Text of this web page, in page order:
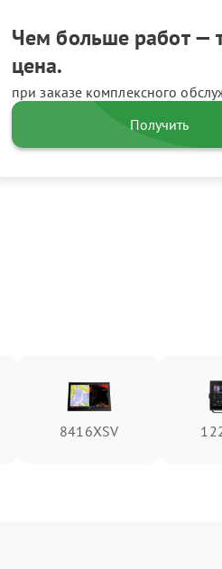
Чем больше работ —
цена.
при заказе комплексного
Получить
8416XSV